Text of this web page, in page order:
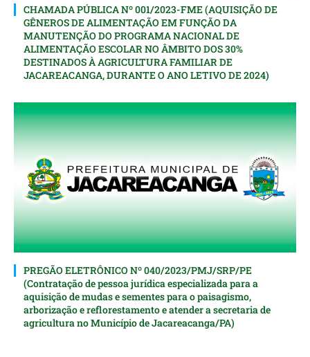
CHAMADA PÚBLICA Nº 001/2023-FME (AQUISIÇÃO DE
GÊNEROS DE ALIMENTAÇÃO EM FUNÇÃO DA
MANUTENÇÃO DO PROGRAMA NACIONAL DE
ALIMENTAÇÃO ESCOLAR NO ÂMBITO DOS 30%
DESTINADOS À AGRICULTURA FAMILIAR DE
JACAREACANGA, DURANTE O ANO LETIVO DE 2024)
PREGÃO ELETRÔNICO Nº 040/2023/PMJ/SRP/PE
(Contratação de pessoa jurídica especializada para a
aquisição de mudas e sementes para o paisagismo,
arborização e reflorestamento e atender a secretaria de
agricultura no Município de Jacareacanga/PA)